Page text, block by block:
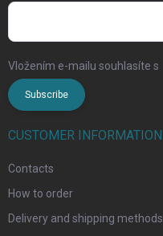
Vložením e-mailu souhlasíte s
Subscribe
CUSTOMER INFORMATION
Contacts
How to order
Delivery and shipping methods